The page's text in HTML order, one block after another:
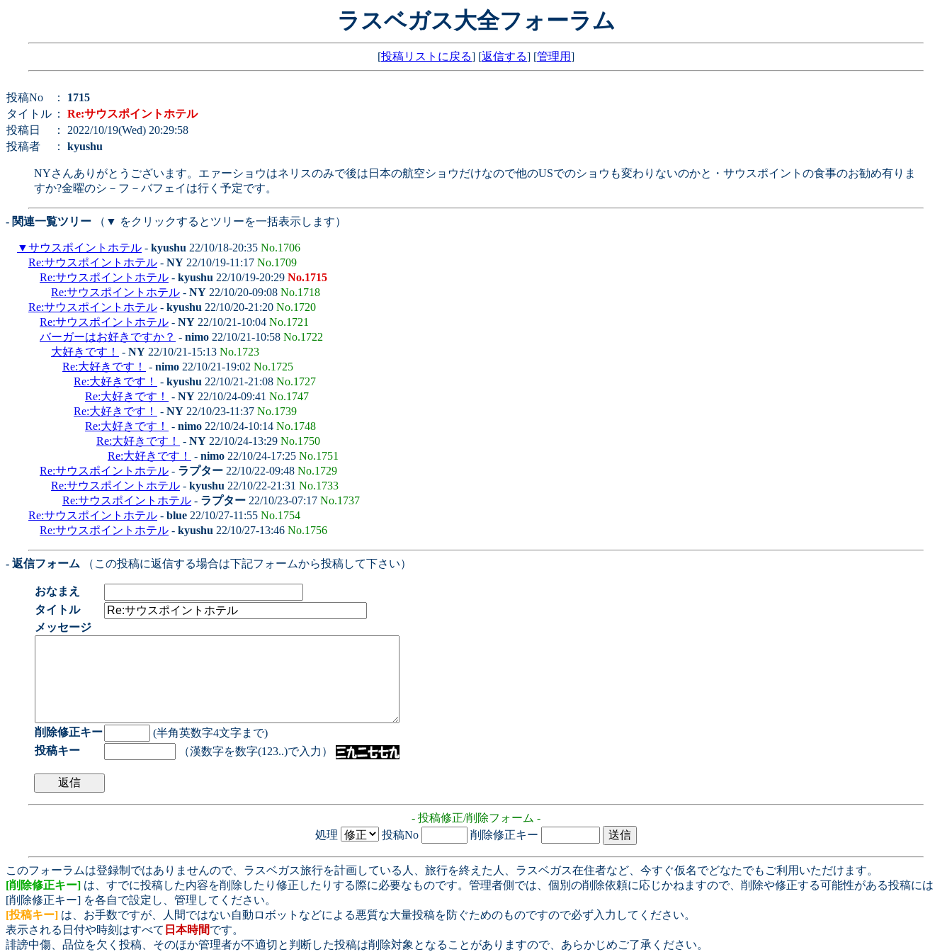
ラスベガス大全フォーラム
[投稿リストに戻る] [返信する] [管理用]
投稿No ： 1715
タイトル ： Re:サウスポイントホテル
投稿日
： 2022/10/19(Wed) 20:29:58
投稿者
： kyushu
NYさんありがとうございます。エァーショウはネリスのみで後は日本の航空ショウだけなので他のUSでのショウも変わりないのかと・サウスポイントの食事のお勧め有りま
すか?金曜のシ－フ－バフェイは行く予定です。
- 関連一覧ツリー （▼ をクリックするとツリーを一括表示します）
▼サウスポイントホテル - kyushu 22/10/18-20:35 No.1706
Re:サウスポイントホテル - NY 22/10/19-11:17 No.1709
Re:サウスポイントホテル - kyushu 22/10/19-20:29 No.1715
Re:サウスポイントホテル - NY 22/10/20-09:08 No.1718
Re:サウスポイントホテル - kyushu 22/10/20-21:20 No.1720
Re:サウスポイントホテル - NY 22/10/21-10:04 No.1721
バーガーはお好きですか？ - nimo 22/10/21-10:58 No.1722
大好きです！
- NY 22/10/21-15:13 No.1723
Re:大好きです！
- nimo 22/10/21-19:02 No.1725
Re:大好きです！
- kyushu 22/10/21-21:08 No.1727
Re:大好きです！
- NY 22/10/24-09:41 No.1747
Re:大好きです！
- NY 22/10/23-11:37 No.1739
Re:大好きです！
- nimo 22/10/24-10:14 No.1748
Re:大好きです！
- NY 22/10/24-13:29 No.1750
Re:大好きです！
- nimo 22/10/24-17:25 No.1751
Re:サウスポイントホテル - ラプター 22/10/22-09:48 No.1729
Re:サウスポイントホテル - kyushu 22/10/22-21:31 No.1733
Re:サウスポイントホテル - ラプター 22/10/23-07:17 No.1737
Re:サウスポイントホテル - blue 22/10/27-11:55 No.1754
Re:サウスポイントホテル - kyushu 22/10/27-13:46 No.1756
- 返信フォーム （この投稿に返信する場合は下記フォームから投稿して下さい）
おなまえ
タイトル
メッセージ
削除修正キー
(半角英数字4文字まで)
投稿キー
（漢数字を数字(123..)で入力）
- 投稿修正/削除フォーム -
処理
投稿No 削除修正キー
このフォーラムは登録制ではありませんので、ラスベガス旅行を計画している人、旅行を終えた人、ラスベガス在住者など、今すぐ仮名でどなたでもご利用いただけます。
[削除修正キー] は、すでに投稿した内容を削除したり修正したりする際に必要なものです。管理者側では、個別の削除依頼に応じかねますので、削除や修正する可能性がある投稿には
[削除修正キー] を各自で設定し、管理してください。
[投稿キー] は、お手数ですが、人間ではない自動ロボットなどによる悪質な大量投稿を防ぐためのものですので必ず入力してください。
表示される日付や時刻はすべて 日本時間です。
誹謗中傷、品位を欠く投稿、そのほか管理者が不適切と判断した投稿は削除対象となることがありますので、あらかじめご了承ください。